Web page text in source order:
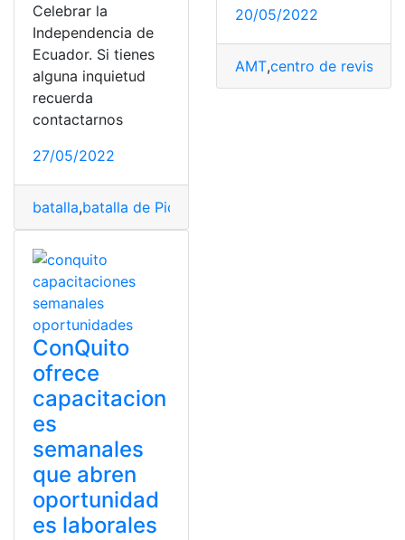
Celebrar la
Independencia de
Ecuador. Si tienes
alguna inquietud
recuerda
contactarnos
27/05/2022
batalla,batalla de Pichincha
20/05/2022
AMT,centro de revisión
ConQuito
ofrece
capacitacion
es
semanales
que abren
oportunidad
es laborales